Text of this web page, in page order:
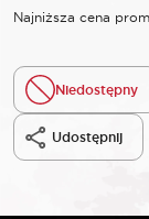
Najniższa cena
Niedostępny
Udostępnij